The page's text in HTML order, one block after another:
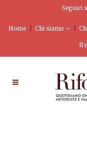
Seguici
Home Chi siamo
Il